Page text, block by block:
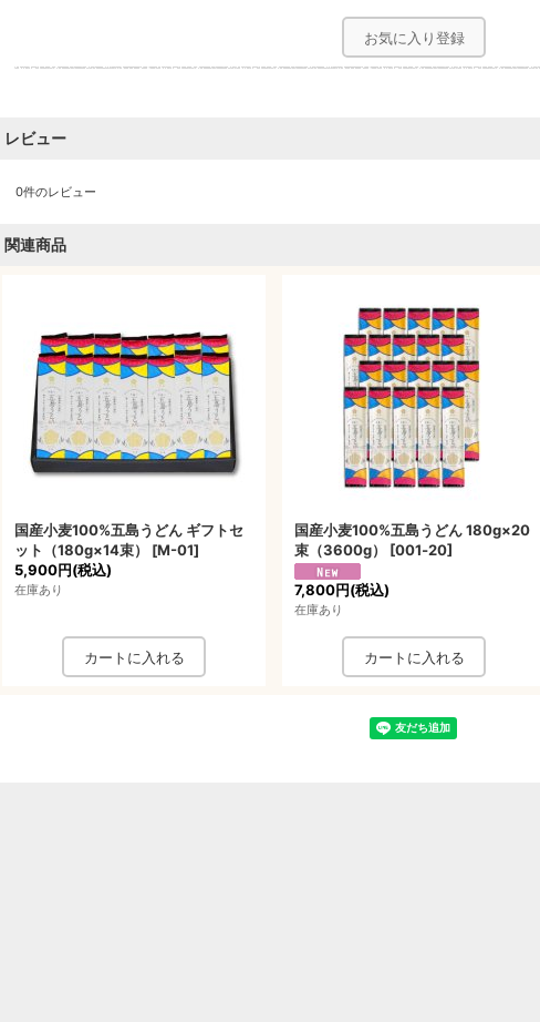
お気に入り登録
レビュー
0件のレビュー
関連商品
国産小麦100%五島うどん ギフトセ
ット（180g×14束）
[M-01]
5,900円(税込)
在庫あり
国産小麦100%五島うどん 180g×20
束（3600g）
[001‐20]
7,800円(税込)
在庫あり